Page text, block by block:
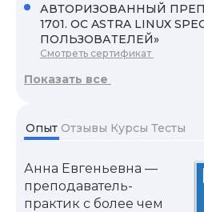
АВТОРИЗОВАННЫЙ ПРЕПОДАВАТЕЛЬ «AL-
1701. ОС ASTRA LINUX
ПОЛЬЗОВАТЕЛЕЙ»
Смотреть сертификат
Показать все
Опыт Отзывы Курсы Тесты
Анна Евгеньевна —
преподаватель-
практик с более чем